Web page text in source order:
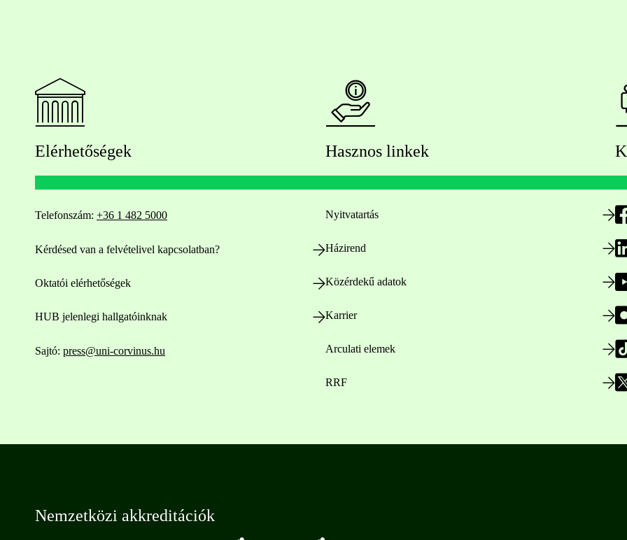
Elérhetőségek
Telefonszám: +36 1 482 5000
Kérdésed van a felvételivel kapcsolatban?
Oktatói elérhetőségek
HUB jelenlegi hallgatóinknak
Sajtó: press@uni-corvinus.hu
Hasznos linkek
Nyitvatartás
Házirend
Közérdekű adatok
Karrier
Arculati elemek
RRF
Nemzetközi akkreditációk